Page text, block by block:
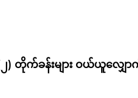
တိုက်ခန်းများ ဝယ်ယူလျှော